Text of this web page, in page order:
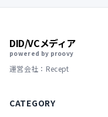
DID/VCメディア
powered by proovy
運営会社：Recept
CATEGORY